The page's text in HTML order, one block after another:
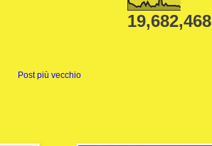
Post più vecchio
19,682,468